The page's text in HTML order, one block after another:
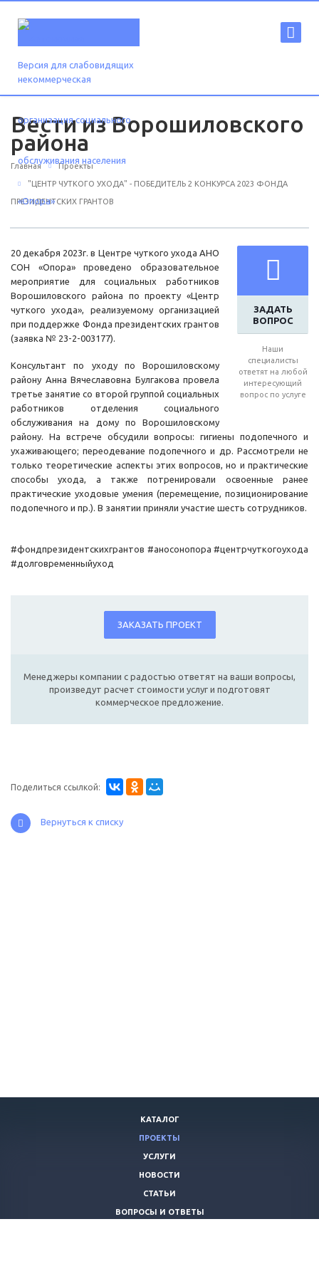
Версия для слабовидящих
Вести из Ворошиловского
района
Главная Проекты
"ЦЕНТР ЧУТКОГО УХОДА" - ПОБЕДИТЕЛЬ 2 КОНКУРСА 2023 ФОНДА
ПРЕЗИДЕНТСКИХ ГРАНТОВ
ЗАДАТЬ
ВОПРОС
Наши
специалисты
ответят на любой
интересующий
вопрос по услуге
20 декабря 2023г. в Центре чуткого ухода АНО
СОН «Опора» проведено образовательное
мероприятие для социальных работников
Ворошиловского района по проекту «Центр
чуткого ухода», реализуемому организацией
при поддержке Фонда президентских грантов
(заявка № 23-2-003177).
Консультант по уходу по Ворошиловскому
району Анна Вячеславовна Булгакова провела
третье занятие со второй группой социальных
работников отделения социального
обслуживания на дому по Ворошиловскому
району. На встрече обсудили вопросы: гигиены подопечного и
ухаживающего; переодевание подопечного и др. Рассмотрели не
только теоретические аспекты этих вопросов, но и практические
способы ухода, а также потренировали освоенные ранее
практические уходовые умения (перемещение, позиционирование
подопечного и пр.). В занятии приняли участие шесть сотрудников.
#фондпрезидентскихгрантов #аносонопора #центрчуткогоухода
#долговременныйуход
ЗАКАЗАТЬ ПРОЕКТ
Менеджеры компании с радостью ответят на ваши вопросы,
произведут расчет стоимости услуг и подготовят
коммерческое предложение.
Поделиться ссылкой:
Вернуться к списку
КАТАЛОГ
ПРОЕКТЫ
УСЛУГИ
НОВОСТИ
СТАТЬИ
ВОПРОСЫ И ОТВЕТЫ